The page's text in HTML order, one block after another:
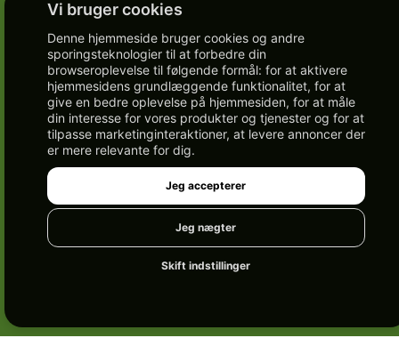
Denne hjemmeside bruger cookies og andre
sporingsteknologier til at forbedre din
browseroplevelse til følgende formål: for at aktivere
hjemmesidens grundlæggende funktionalitet, for at
give en bedre oplevelse på hjemmesiden, for at måle
din interesse for vores produkter og tjenester og for at
tilpasse marketinginteraktioner, at levere annoncer der
er mere relevante for dig.
Jeg accepterer
Jeg nægter
Skift indstillinger